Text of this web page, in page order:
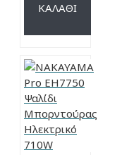
ΚΑΛΆΘΙ